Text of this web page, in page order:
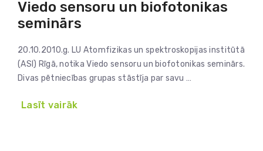
Viedo sensoru un biofotonikas
seminārs
20.10.2010.g. LU Atomfizikas un spektroskopijas institūtā
(ASI) Rīgā, notika Viedo sensoru un biofotonikas seminārs.
Divas pētniecības grupas stāstīja par savu …
Lasīt vairāk